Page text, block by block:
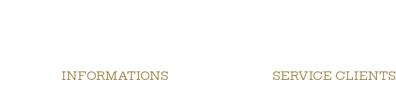
INFORMATIONS SERVICE CLIENTS